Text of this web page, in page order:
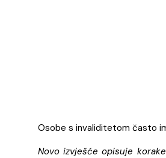
Osobe s invaliditetom často
Novo izvješće opisuje